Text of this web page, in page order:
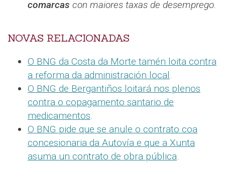
comarcas con maiores taxas de desemprego.
NOVAS RELACIONADAS
O BNG da Costa da Morte tamén loita contra
a reforma da administración local.
O BNG de Bergantiños loitará nos plenos
contra o copagamento santario de
medicamentos.
O BNG pide que se anule o contrato coa
concesionaria da Autovía e que a Xunta
asuma un contrato de obra pública.